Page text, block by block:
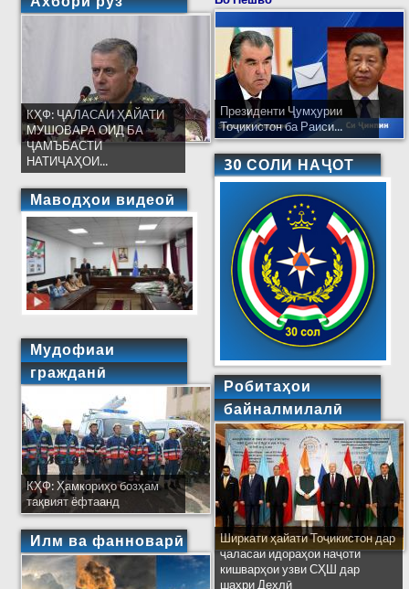
КҲФ: ҶАЛАСАИ ҲАЙАТИ
МУШОВАРА ОИД БА
ҶАМЪБАСТИ
НАТИҶАҲОИ...
Маводҳои видеоӣ
Мудофиаи
гражданӣ
КҲФ: Ҳамкориҳо бозҳам
тақвият ёфтаанд
Илм ва фанноварӣ
Президенти Ҷумҳурии
Тоҷикистон ба Раиси...
30 СОЛИ НАҶОТ
Робитаҳои
байналмилалӣ
Ширкати ҳайати Тоҷикистон дар
ҷаласаи идораҳои наҷоти
кишварҳои узви СҲШ дар
шаҳри Деҳлӣ